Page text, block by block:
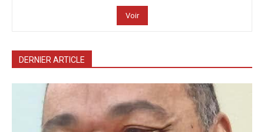
Voir
DERNIER ARTICLE